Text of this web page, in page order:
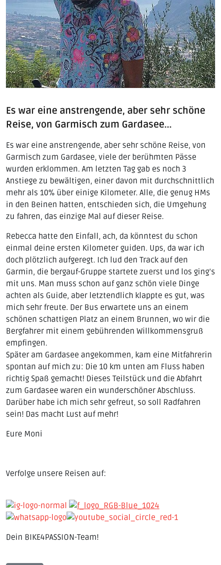
Es war eine anstrengende, aber sehr schöne
Reise, von Garmisch zum Gardasee...
Es war eine anstrengende, aber sehr schöne Reise, von
Garmisch zum Gardasee, viele der berühmten Pässe
wurden erklommen. Am letzten Tag gab es noch 3
Anstiege zu bewältigen, einer davon mit durchschnittlich
mehr als 10% über einige Kilometer. Alle, die genug HMs
in den Beinen hatten, entschieden sich, die Umgehung
zu fahren, das einzige Mal auf dieser Reise.
Rebecca hatte den Einfall, ach, da könntest du schon
einmal deine ersten Kilometer guiden. Ups, da war ich
doch plötzlich aufgeregt. Ich lud den Track auf den
Garmin, die bergauf-Gruppe startete zuerst und los ging’s
mit uns. Man muss schon auf ganz schön viele Dinge
achten als Guide, aber letztendlich klappte es gut, was
mich sehr freute. Der Bus erwartete uns an einem
schönen schattigen Platz an einem Brunnen, wo wir die
Bergfahrer mit einem gebührenden Willkommensgruß
empfingen.
Später am Gardasee angekommen, kam eine Mitfahrerin
spontan auf mich zu: Die 10 km unten am Fluss haben
richtig Spaß gemacht! Dieses Teilstück und die Abfahrt
zum Gardasee waren ein wunderschöner Abschluss.
Darüber habe ich mich sehr gefreut, so soll Radfahren
sein! Das macht Lust auf mehr!
Eure Moni
Verfolge unsere Reisen auf:
Dein BIKE4PASSION-Team!